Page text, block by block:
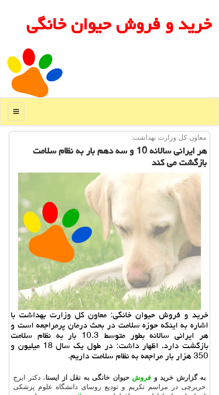
خرید و فروش حیوان خانگی
منو
معاون كل وزارت بهداشت:
هر ایرانی سالانه 10 و سه دهم بار به نظام سلامت
بازگشت می كند
خرید و فروش حیوان خانگی: معاون كل وزارت بهداشت با
اشاره به اینكه حوزه سلامت در بحث درمان پرمراجعه است و
هر ایرانی سالانه بطور متوسط 10.3 بار به نظام سلامت
بازگشت دارد، اظهار داشت: در طول یك سال 18 میلیون و
350 هزار بار مراجعه به نظام سلامت داریم.
به گزارش خرید و فروش حیوان خانگی به نقل از ایسنا، دكتر ایرج
حریرچی در مراسم تكریم و تودیع روسای دانشگاه علوم پزشكی